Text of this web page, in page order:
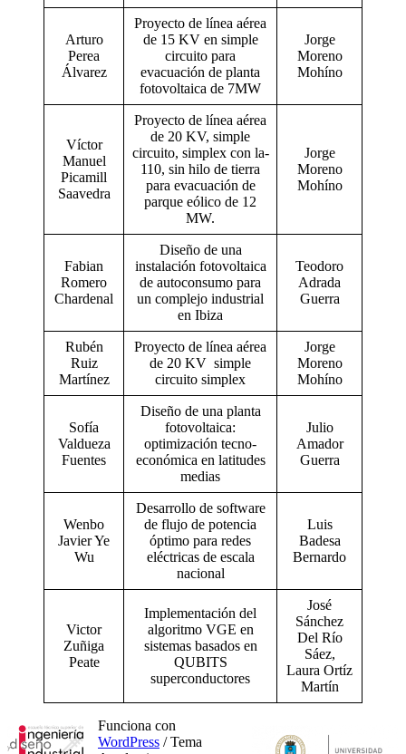
Arturo
Perea
Álvarez
Proyecto de línea aérea
de 15 KV en simple
circuito para
evacuación de planta
fotovoltaica de 7MW
Jorge
Moreno
Mohíno
Víctor
Manuel
Picamill
Saavedra
Proyecto de línea aérea
de 20 KV, simple
circuito, simplex con la-
110, sin hilo de tierra
para evacuación de
parque eólico de 12
MW.
Jorge
Moreno
Mohíno
Fabian
Romero
Chardenal
Diseño de una
instalación fotovoltaica
de autoconsumo para
un complejo industrial
en Ibiza
Teodoro
Adrada
Guerra
Rubén
Ruiz
Martínez
Proyecto de línea aérea
de 20 KV simple
circuito simplex
Jorge
Moreno
Mohíno
Sofía
Valdueza
Fuentes
Diseño de una planta
fotovoltaica:
optimización tecno-
económica en latitudes
medias
Julio
Amador
Guerra
Wenbo
Javier Ye
Wu
Desarrollo de software
de flujo de potencia
óptimo para redes
eléctricas de escala
nacional
Luis
Badesa
Bernardo
Victor
Zuñiga
Peate
Implementación del
algoritmo VGE en
sistemas basados en
QUBITS
superconductores
José
Sánchez
Del Río
Sáez,
Laura Ortíz
Martín
Funciona con
WordPress / Tema